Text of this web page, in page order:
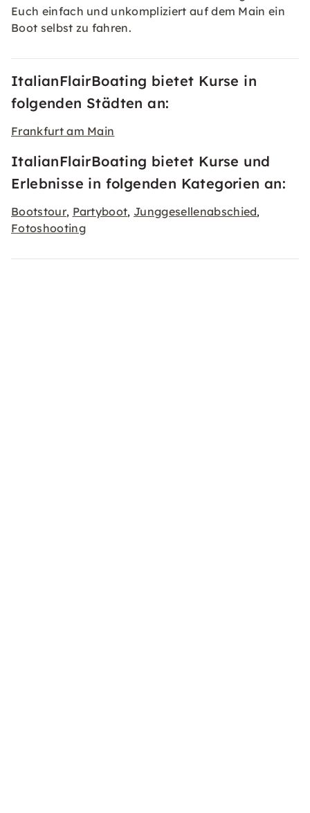
Euch einfach und unkompliziert auf dem Main ein
Boot selbst zu fahren.
ItalianFlairBoating bietet Kurse in
folgenden Städten an:
Frankfurt am Main
ItalianFlairBoating bietet Kurse und
Erlebnisse in folgenden Kategorien an:
Bootstour, Partyboot, Junggesellenabschied,
Fotoshooting